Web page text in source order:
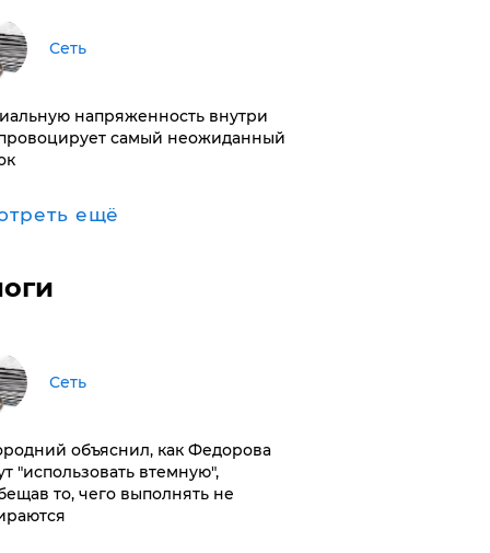
Сеть
напряженность внутри
самый неожиданный
ещё
Сеть
объяснил, как Федорова
"использовать втемную",
то, чего выполнять не